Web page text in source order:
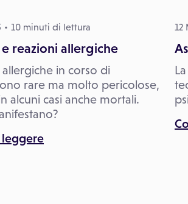
10 minuti di lettura
reazioni allergiche
allergiche in corso di
rare ma molto pericolose,
alcuni casi anche mortali.
leggere
12